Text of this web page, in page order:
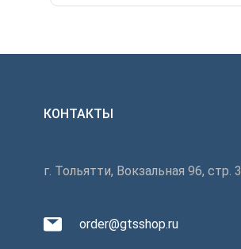
КОНТАКТЫ
г. Тольятти, Вокзальная 96, стр. 3
order@gtsshop.ru